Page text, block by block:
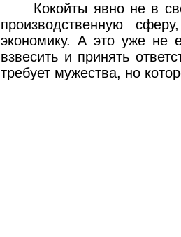
Кокойты явно не в
производственную
экономику. А это уже не
взвесить и принять
требует мужества, но